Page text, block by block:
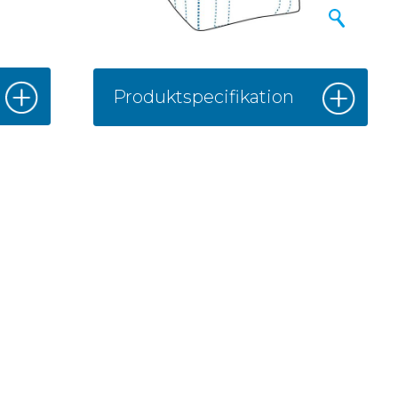
Produktspecifikation